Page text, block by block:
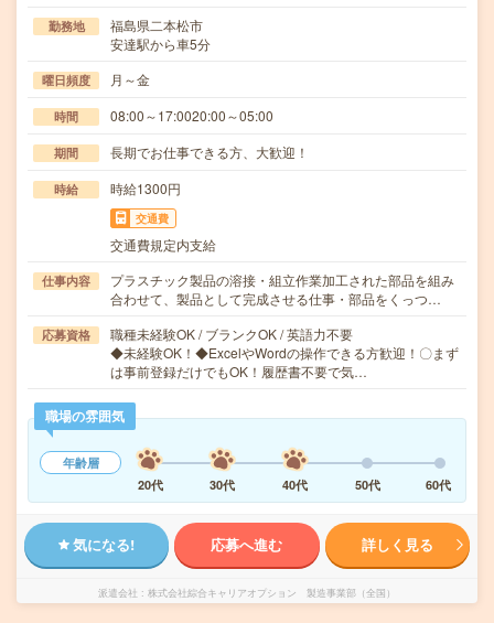
勤務地
福島県二本松市
安達駅から車5分
曜日頻度 月～金
時間 08:00～17:0020:00～05:00
期間 長期でお仕事できる方、大歓迎！
時給 時給1300円
交通費
交通費規定内支給
仕事内容
プラスチック製品の溶接・組立作業加工された部品を組み
合わせて、製品として完成させる仕事・部品をくっつ…
応募資格
職種未経験OK / ブランクOK / 英語力不要
◆未経験OK！◆ExcelやWordの操作できる方歓迎！〇まず
は事前登録だけでもOK！履歴書不要で気…
職場の雰囲気
年齢層
20代
30代 40代 50代 60代
気になる! 応募へ進む 詳しく見る
派遣会社 株式会社綜合キャリアオプション 製造事業部（全国）